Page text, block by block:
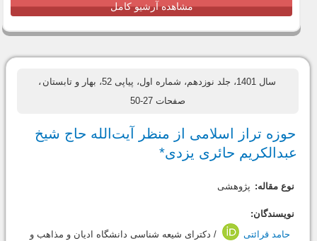
مشاهده آرشیو کامل
سال 1401، جلد نوزدهم، شماره اول، پیاپی 52، بهار و تابستان
،
صفحات 27-50
حوزه تراز اسلامی از منظر آیت‌‌الله حاج شیخ
عبدالکریم حائری یزدی*
نوع مقاله: پژوهشی
نویسندگان:
حامد قرائتی
/ دکترای شیعه شناسی دانشگاه ادیان و مذاهب و